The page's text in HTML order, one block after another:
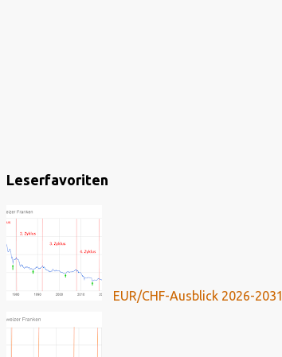
Leserfavoriten
EUR/CHF-Ausblick 2026-2031